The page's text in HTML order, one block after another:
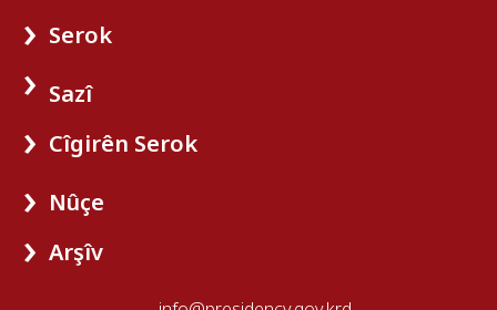
Serok
Sazî
Cîgirên Serok
Nûçe
Arşîv